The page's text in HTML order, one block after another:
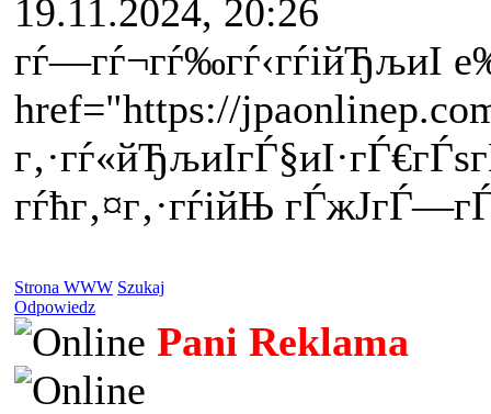
19.11.2024, 20:26
гѓ—гѓ¬гѓ‰гѓ‹гѓійЂљиІ е
href="https://
г‚·гѓ«йЂљиІ
гѓћг‚¤г‚·гѓійЊ гЃ
Strona WWW Szukaj
Odpowiedz
Pani Reklama